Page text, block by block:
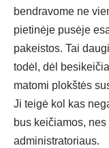
bendravome ne
pietinėje pusėje
pakeistos. Tai
todėl, dėl
matomi plokštės
Ji teigė kol kas
bus keičiamos,
administratoriaus.